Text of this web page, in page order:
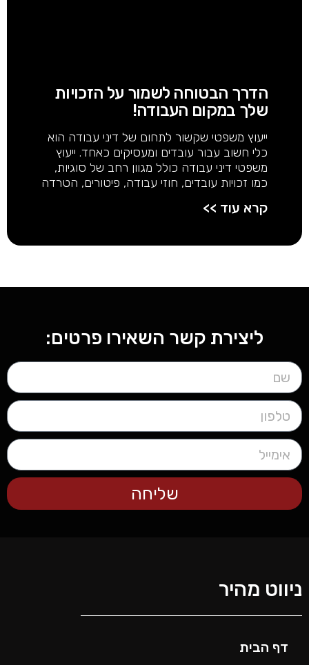
הדרך הבטוחה לשמור על הזכויות
שלך במקום העבודה!
ייעוץ משפטי שקשור לתחום של דיני עבודה הוא
כלי חשוב עבור עובדים ומעסיקים כאחד. ייעוץ
משפטי דיני עבודה כולל מגוון רחב של סוגיות,
כמו זכויות עובדים, חוזי עבודה, פיטורים, הטרדה
קרא עוד >>
ליצירת קשר השאירו פרטים:
שליחה
ניווט מהיר
דף הבית